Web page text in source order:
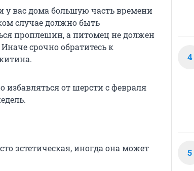
вас дома большую часть времени
случае должно быть
проплешин, а питомец не должен
срочно обратитесь к
от шерсти с февраля
эстетическая, иногда она может
4
5